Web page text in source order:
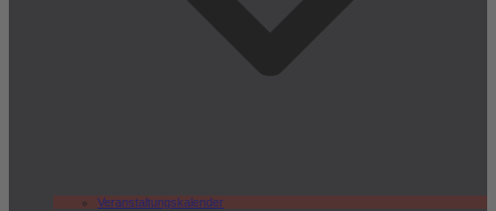
Veranstaltungskalender